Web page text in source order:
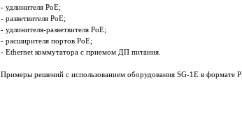
- удлинителя PoE;
- разветвителя PoE;
- удлинителя-разветвителя PoE;
- расширителя портов PoE;
- Ethernet коммутатора с приемом ДП питания.
Примеры решений с использованием оборудования SG-1E в формате